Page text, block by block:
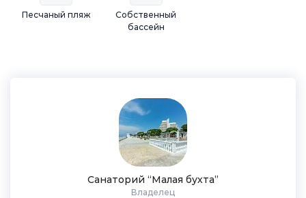
Песчаный пляж
Собственный
бассейн
Санаторий “Малая бухта”
Владелец